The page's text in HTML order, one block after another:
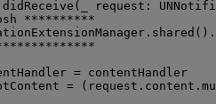
didReceive ( request :
**********
shared ().
= contentHandler
= (request. content .